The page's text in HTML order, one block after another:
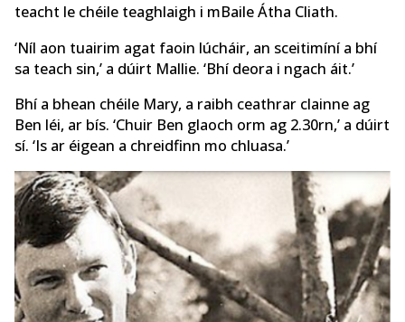
teacht le chéile teaghlaigh i mBaile Átha Cliath.
‘Níl aon tuairim agat faoin lúcháir, an sceitimíní a bhí
sa teach sin,’ a dúirt Mallie. ‘Bhí deora i ngach áit.’
Bhí a bhean chéile Mary, a raibh ceathrar clainne ag
Ben léi, ar bís. ‘Chuir Ben glaoch orm ag 2.30rn,’ a dúirt
sí. ‘Is ar éigean a chreidfinn mo chluasa.’